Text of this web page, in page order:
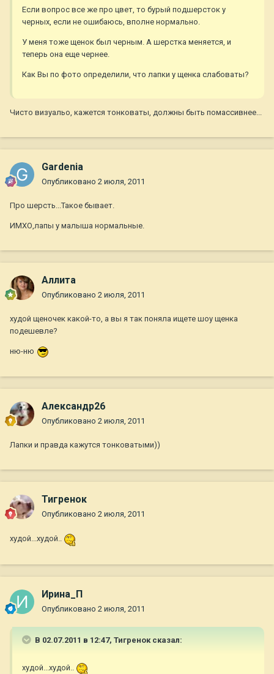
Если вопрос все же про цвет, то бурый подшерсток у
черных, если не ошибаюсь, вполне нормально.
У меня тоже щенок был черным. А шерстка меняется, и
теперь она еще чернее.
Как Вы по фото определили, что лапки у щенка слабоваты?
Чисто визуальо, кажется тонковаты, должны быть помассивнее...
Gardenia
Опубликовано 2 июля, 2011
Про шерсть...Такое бывает.
ИМХО,лапы у малыша нормальные.
Аллита
Опубликовано 2 июля, 2011
худой щеночек какой-то, а вы я так поняла ищете шоу щенка
подешевле?
ню-ню
Александр26
Опубликовано 2 июля, 2011
Лапки и правда кажутся тонковатыми))
Тигренок
Опубликовано 2 июля, 2011
худой...худой..
Ирина_П
Опубликовано 2 июля, 2011
В 02.07.2011 в 12:47, Тигренок сказал:
худой...худой..